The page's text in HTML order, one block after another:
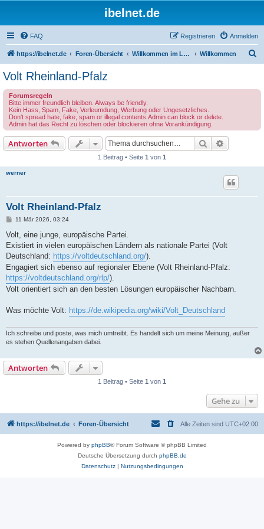
ibelnet.de
FAQ Anmelden
Registrieren
https://ibelnet.de Foren-Übersicht Willkommen im Leben / Welcome to life Willkommen
Volt Rheinland-Pfalz
Forumsregeln
Bitte immer freundlich bleiben. Always be friendly.
Kein Hass, Spam, Fake, Verleumdung, Werbung oder Ungesetzliches.
Don't spread hate, fake, spam or illegal contents.Admin can block or delete.
Admin hat das Recht zu löschen oder blockieren ohne Vorankündigung.
Antworten Suche
1 Beitrag • Seite 1 von 1
werner
Volt Rheinland-Pfalz
B
i
r
a
11 Mär 2026, 03:24
Volt, eine junge, europäische Partei.
Existiert in vielen europäischen Ländern als nationale Partei (Volt
Deutschland: https://voltdeutschland.org/).
Engagiert sich ebenso auf regionaler Ebene (Volt Rheinland-Pfalz:
https://voltdeutschland.org/rlp/).
Volt orientiert sich an den besten Lösungen europäischer Nachbarn.
Was möchte Volt: https://de.wikipedia.org/wiki/Volt_Deutschland
Ich schreibe und poste, was mich umtreibt. Es handelt sich um meine Meinung, außer
es stehen Quellenangaben dabei.
Antworten
1 Beitrag • Seite 1 von 1
Gehe zu
https://ibelnet.de Foren-Übersicht Alle Zeiten sind UTC+02:00
Powered by phpBB® Forum Software © phpBB Limited
Deutsche Übersetzung durch phpBB.de
Datenschutz| Nutzungsbedingungen